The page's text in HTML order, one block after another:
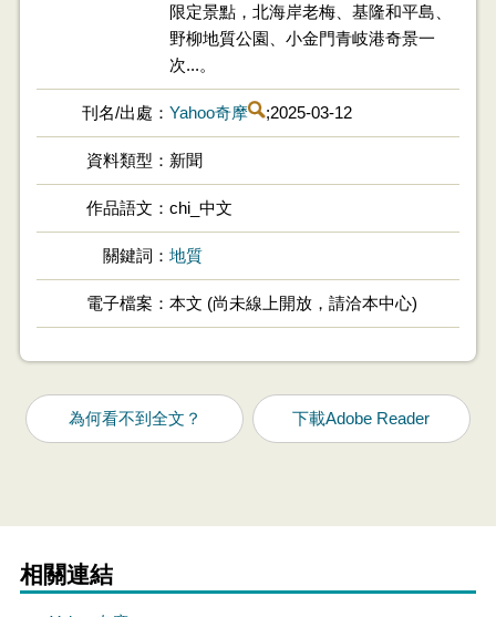
限定景點，北海岸老梅、基隆和平島、
野柳地質公園、小金門青岐港奇景一
次...。
刊名/出處 Yahoo奇摩 ;2025-03-12
資料類型 新聞
作品語文 chi_中文
關鍵詞 地質
電子檔案 本文 (尚未線上開放，請洽本中心)
為何看不到全文？ 下載Adobe Reader
相關連結